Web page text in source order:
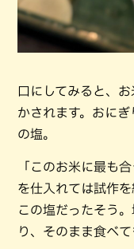
口にしてみると、
かされます。おに
の塩。
「このお米に最も
を仕入れては試作
この塩だったそう
り、そのまま食べて